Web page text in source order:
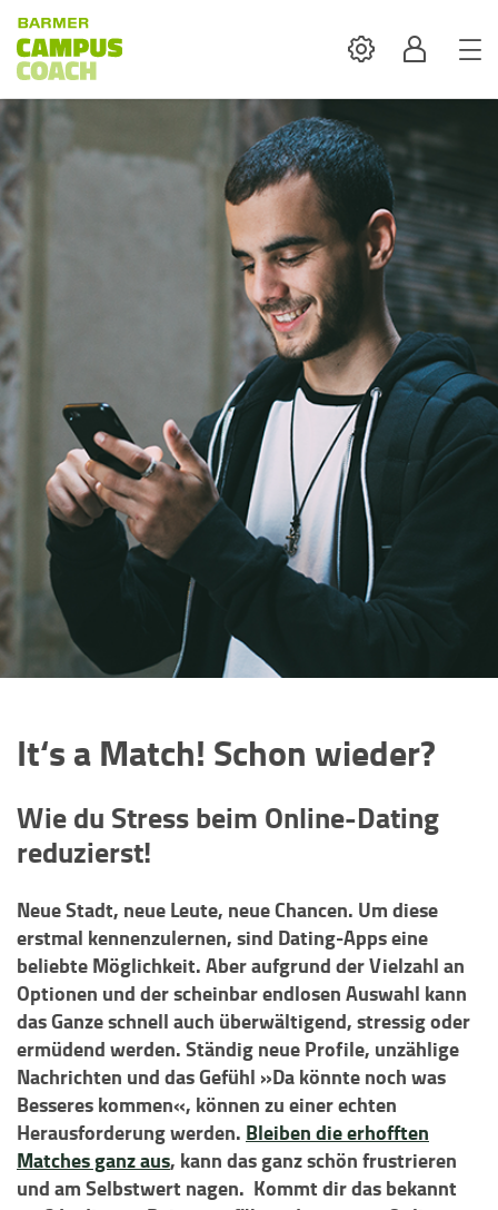
SettingsProfil
It‘s a Match! Schon wieder?
Wie du Stress beim Online-Dating
reduzierst!
Neue Stadt, neue Leute, neue Chancen. Um diese
erstmal kennenzulernen, sind Dating-Apps eine
beliebte Möglichkeit. Aber aufgrund der Vielzahl an
Optionen und der scheinbar endlosen Auswahl kann
das Ganze schnell auch überwältigend, stressig oder
ermüdend werden. Ständig neue Profile, unzählige
Nachrichten und das Gefühl »Da könnte noch was
Besseres kommen«, können zu einer echten
Herausforderung werden. Bleiben die erhofften
Matches ganz aus, kann das ganz schön frustrieren
und am Selbstwert nagen. Kommt dir das bekannt